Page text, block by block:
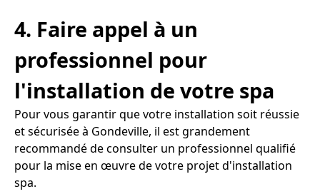
4. Faire appel à un
professionnel pour
l'installation de votre spa
Pour vous garantir que votre installation soit réussie
et sécurisée à Gondeville, il est grandement
recommandé de consulter un professionnel qualifié
pour la mise en œuvre de votre projet d'installation
spa.